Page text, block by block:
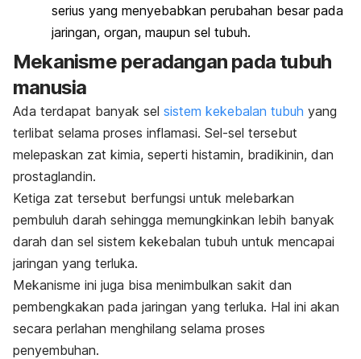
serius yang menyebabkan perubahan besar pada
jaringan, organ, maupun sel tubuh.
Mekanisme peradangan pada tubuh
manusia
Ada terdapat banyak sel sistem kekebalan tubuh yang
terlibat selama proses inflamasi. Sel-sel tersebut
melepaskan zat kimia, seperti histamin, bradikinin, dan
prostaglandin.
Ketiga zat tersebut berfungsi untuk melebarkan
pembuluh darah sehingga memungkinkan lebih banyak
darah dan sel sistem kekebalan tubuh untuk mencapai
jaringan yang terluka.
Mekanisme ini juga bisa menimbulkan sakit dan
pembengkakan pada jaringan yang terluka. Hal ini akan
secara perlahan menghilang selama proses
penyembuhan.